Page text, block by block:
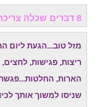
8 דברים שכלה צריכה לקחת ביום החתונה
מזל טוב...הגעת ליום
ריצות, פגישות,
הארות,
שניסו למשוך אותך